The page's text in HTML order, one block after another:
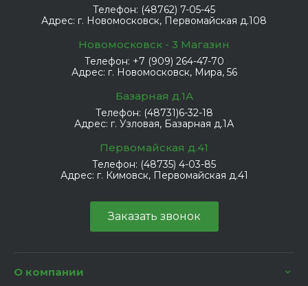
Телефон: (48762) 7-05-45
Адрес: г. Новомосковск, Первомайская д.108
Новомосковск - 3 Магазин
Телефон: +7 (909) 264-47-70
Адрес: г. Новомосковск, Мира, 56
Базарная д.1А
Телефон: (48731)6-32-18
Адрес: г. Узловая, Базарная д.1А
Первомайская д.41
Телефон: (48735) 4-03-85
Адрес: г. Кимовск, Первомайская д.41
Заказать звонок
О компании